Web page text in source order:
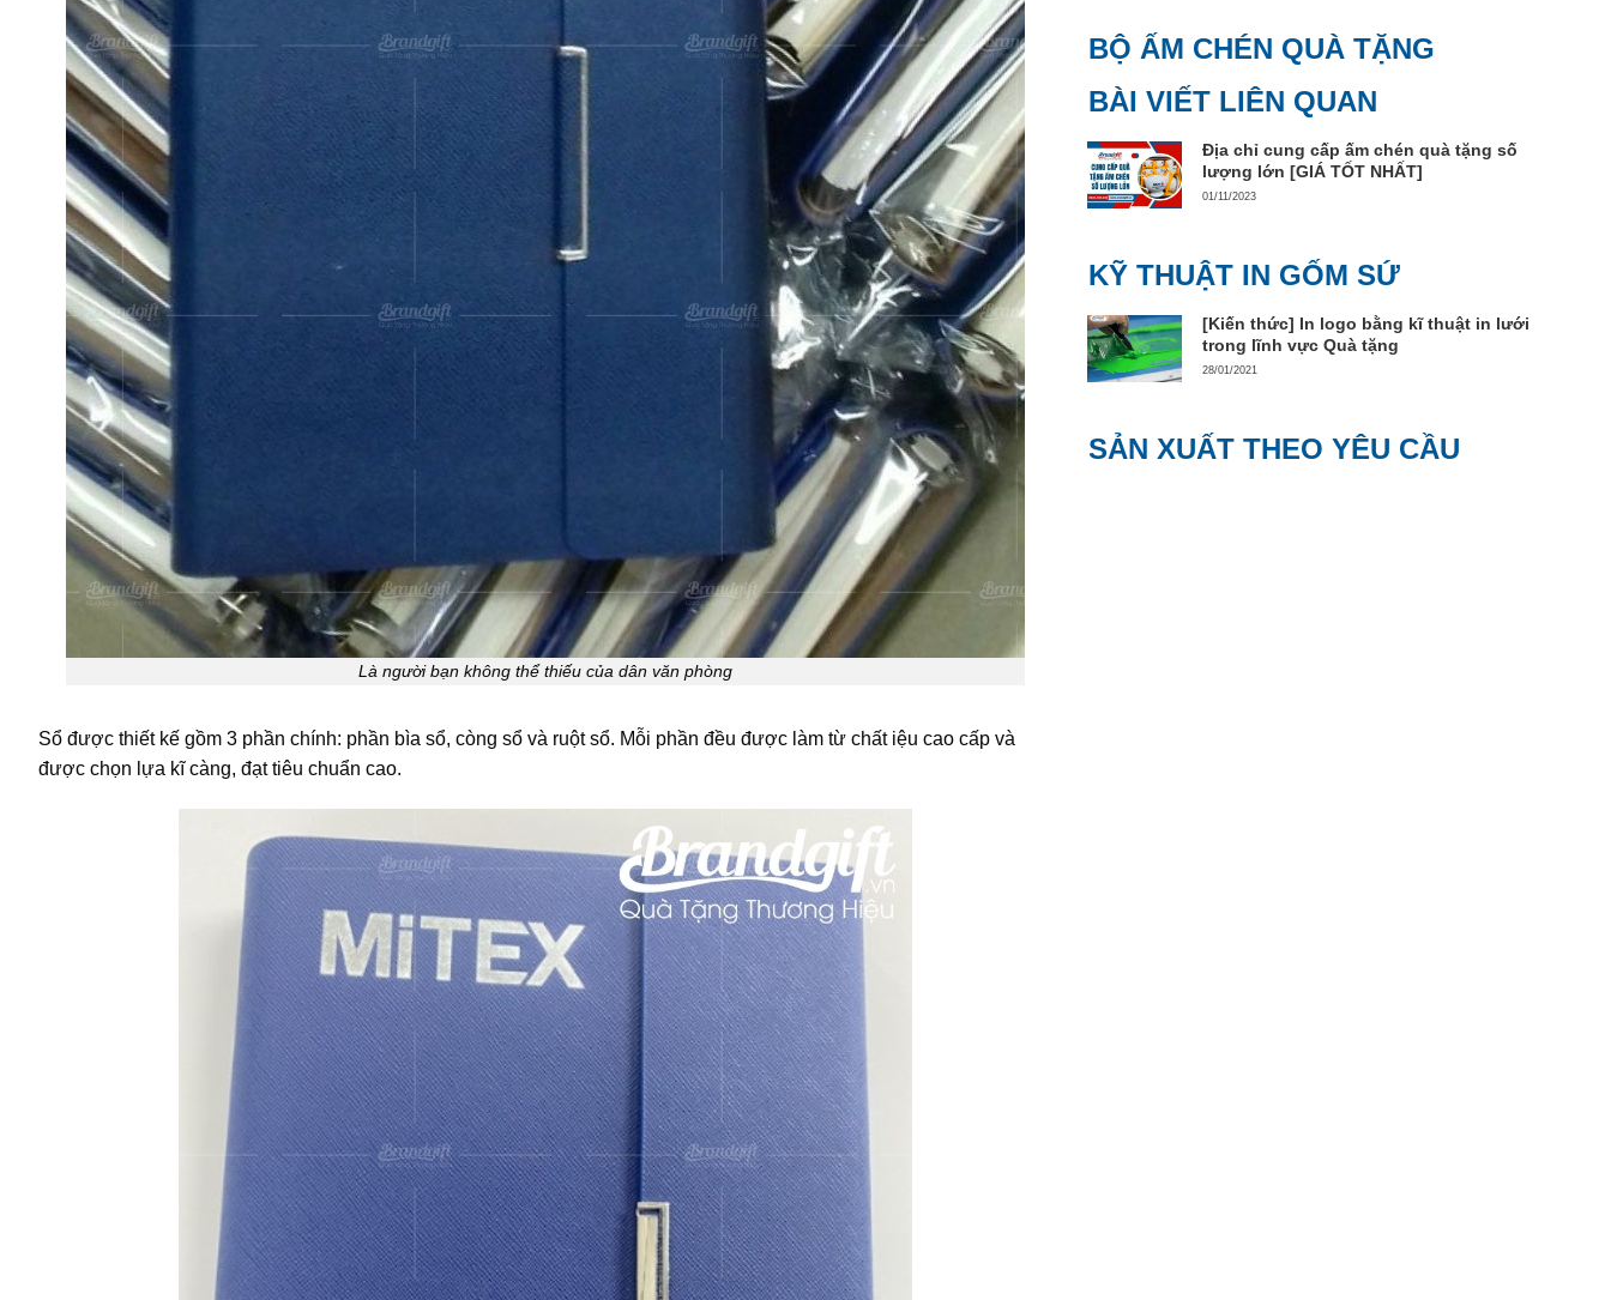
Là người bạn không thể thiếu của dân văn phòng
Sổ được thiết kế gồm 3 phần chính: phần bìa sổ, còng sổ và ruột sổ. Mỗi phần đều được làm từ chất iệu cao cấp và
được chọn lựa kĩ càng, đạt tiêu chuẩn cao.
BỘ ẤM CHÉN QUÀ TẶNG
BÀI VIẾT LIÊN QUAN
Địa chỉ cung cấp ấm chén quà tặng số
lượng lớn [GIÁ TỐT NHẤT]
01/11/2023
KỸ THUẬT IN GỐM SỨ
[Kiến thức] In logo bằng kĩ thuật in lưới
trong lĩnh vực Quà tặng
28/01/2021
SẢN XUẤT THEO YÊU CẦU